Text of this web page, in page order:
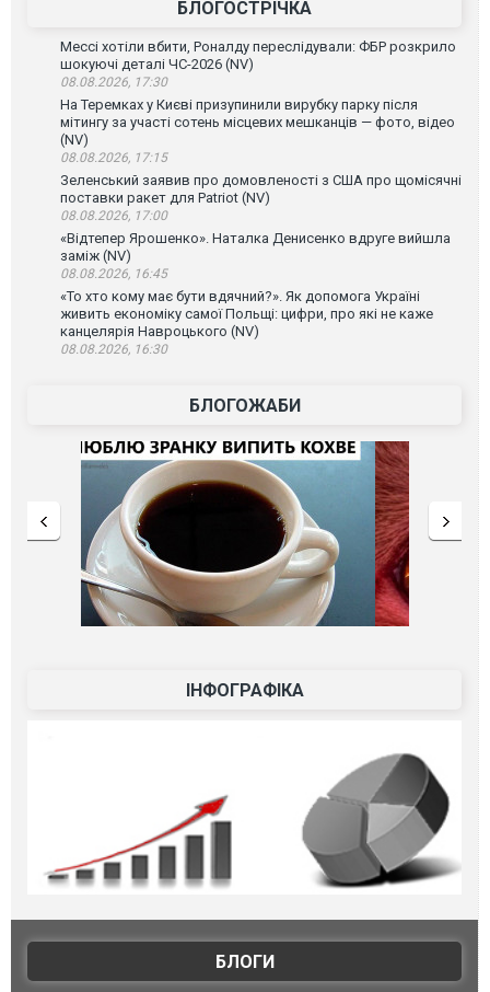
БЛОГОСТРІЧКА
Мессі хотіли вбити, Роналду переслідували: ФБР розкрило
шокуючі деталі ЧС-2026 (NV)
08.08.2026, 17:30
На Теремках у Києві призупинили вирубку парку після
мітингу за участі сотень місцевих мешканців — фото, відео
(NV)
08.08.2026, 17:15
Зеленський заявив про домовленості з США про щомісячні
поставки ракет для Patriot (NV)
08.08.2026, 17:00
«Відтепер Ярошенко». Наталка Денисенко вдруге вийшла
заміж (NV)
08.08.2026, 16:45
«То хто кому має бути вдячний?». Як допомога Україні
живить економіку самої Польщі: цифри, про які не каже
канцелярія Навроцького (NV)
08.08.2026, 16:30
БЛОГОЖАБИ
ІНФОГРАФІКА
БЛОГИ